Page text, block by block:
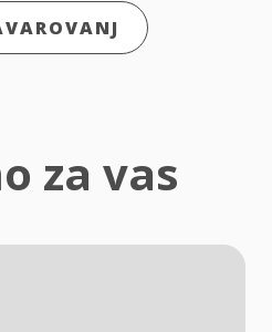
za vas